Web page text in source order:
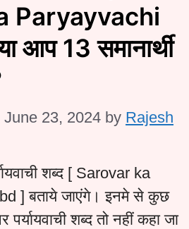
Paryayvachi
आप 13 समानार्थी
23, 2024 by Rajesh
शब्द [ Sarovar ka
] बताये जाएंगे। इनमे से कुछ
पर्यायवाची शब्द तो नहीं कहा जा